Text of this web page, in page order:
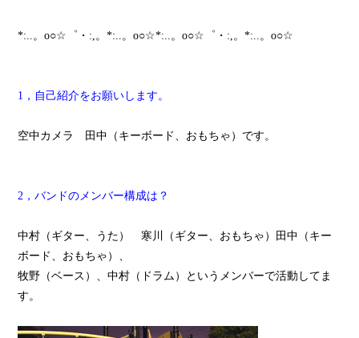
*:..。o○☆゜・:,。*:..。o○☆*:..。o○☆゜・:,。*:..。o○☆
1，自己紹介をお願いします。
空中カメラ 田中（キーボード、おもちゃ）です。
2，バンドのメンバー構成は？
中村（ギター、うた） 寒川（ギター、おもちゃ）田中（キー
ボード、おもちゃ）、
牧野（ベース）、中村（ドラム）というメンバーで活動してま
す。